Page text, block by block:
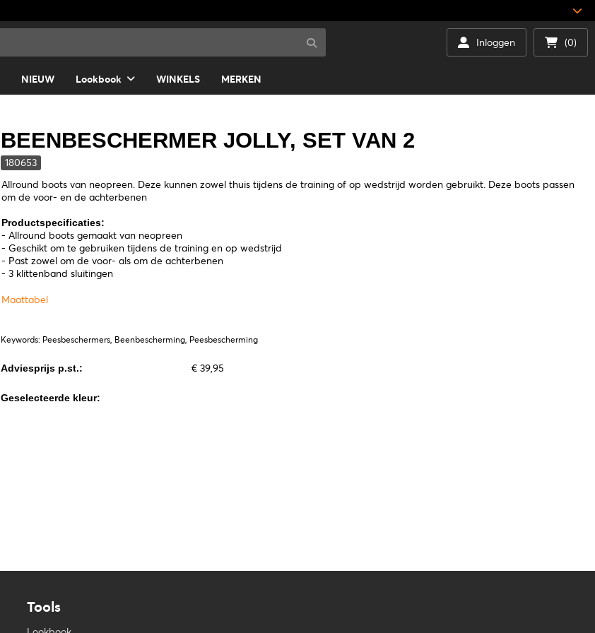
Inloggen (0)
NIEUW Lookbook WINKELS MERKEN
BEENBESCHERMER JOLLY, SET VAN 2
180653
Allround boots van neopreen. Deze kunnen zowel thuis tijdens de training of op wedstrijd worden gebruikt. Deze boots passen
om de voor- en de achterbenen
Productspecificaties:
- Allround boots gemaakt van neopreen
- Geschikt om te gebruiken tijdens de training en op wedstrijd
- Past zowel om de voor- als om de achterbenen
- 3 klittenband sluitingen
Maattabel
Keywords: Peesbeschermers, Beenbescherming, Peesbescherming
Adviesprijs p.st.: € 39,95
Geselecteerde kleur:
Tools